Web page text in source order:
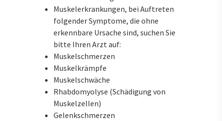
Muskelerkrankungen, bei Auftreten
folgender Symptome, die ohne
erkennbare Ursache sind, suchen Sie
bitte Ihren Arzt auf:
Muskelschmerzen
Muskelkrämpfe
Muskelschwäche
Rhabdomyolyse (Schädigung von
Muskelzellen)
Gelenkschmerzen